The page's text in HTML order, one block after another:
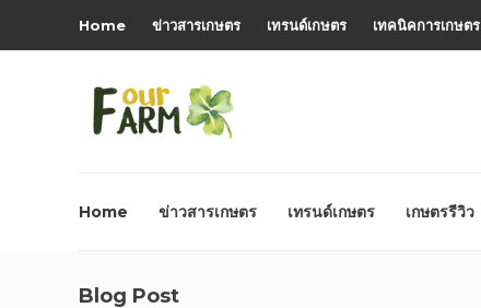
Home ข่าวสารเกษตร เทรนด์เกษตร เทคนิคการเกษตร
Home ข่าวสารเกษตร เทรนด์เกษตร เกษตรรีวิว
Blog Post